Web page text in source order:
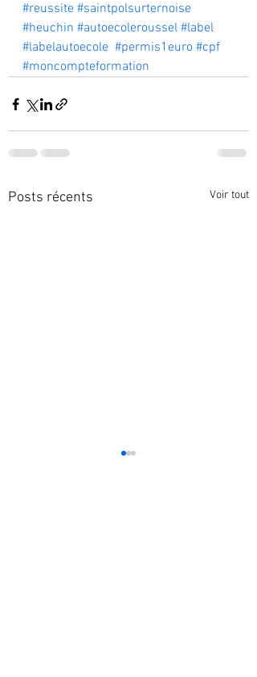
#reussite #saintpolsurternoise
#heuchin #autoecoleroussel #label
#labelautoecole #permis1euro #cpf
#moncompteformation
Posts récents Voir tout